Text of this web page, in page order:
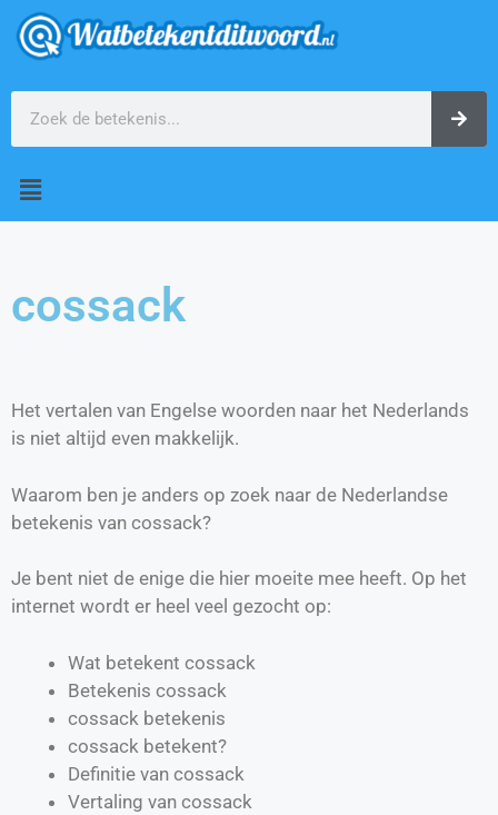
cossack
Het vertalen van Engelse woorden naar het Nederlands
is niet altijd even makkelijk.
Waarom ben je anders op zoek naar de Nederlandse
betekenis van cossack?
Je bent niet de enige die hier moeite mee heeft. Op het
internet wordt er heel veel gezocht op:
Wat betekent cossack
Betekenis cossack
cossack betekenis
cossack betekent?
Definitie van cossack
Vertaling van cossack